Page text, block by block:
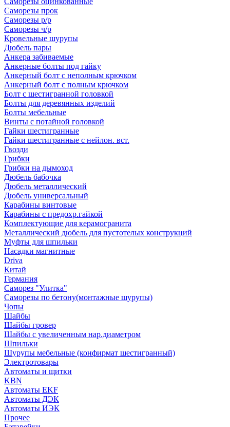
Саморезы прок
Саморезы р/р
Саморезы ч/р
Кровельные шурупы
Дюбель пары
Анкера забиваемые
Анкерные болты под гайку
Анкерный болт с неполным крючком
Анкерный болт с полным крючком
Болт с шестигранной головкой
Болты для деревянных изделий
Болты мебельные
Винты с потайной головкой
Гайки шестигранные
Гайки шестигранные с нейлон. вст.
Гвозди
Грибки
Грибки на дымоход
Дюбель бабочка
Дюбель металлический
Дюбель универсальный
Карабины винтовые
Карабины с предохр.гайкой
Комплектующие для керамогранита
Металлический дюбель для пустотелых конструкций
Муфты для шпильки
Насадки магнитные
Driva
Китай
Германия
Саморез "Улитка"
Саморезы по бетону(монтажные шурупы)
Чопы
Шайбы
Шайбы гровер
Шайбы с увеличенным нар.диаметром
Шпильки
Шурупы мебельные (конфирмат шестигранный)
Электротовары
Автоматы и щитки
KBN
Автоматы EKF
Автоматы ДЭК
Автоматы ИЭК
Прочее